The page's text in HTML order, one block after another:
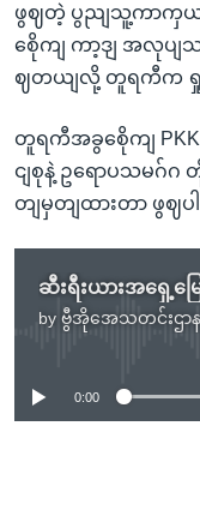
ဖွဈတဲ့ ပွညျသူ့ကာကှယ
စေိုကျ ကာ့ဒျ အလုပျသ
ဈတယျလို့ တူရကီက ရှုမွ
တူရကီအခွစေိုကျ
ငျစုနဲ့ ဥရောပသမဂ်
တျမှတျထားတာ ဖွဈပ
by ဗွီအိုအေသတင်းဌာန
No
0:00